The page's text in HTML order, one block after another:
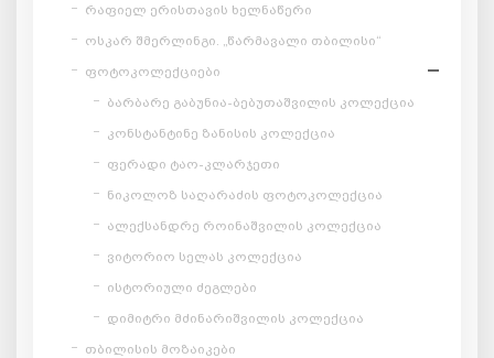
რაფიელ ერისთავის ხელნაწერი
ოსკარ შმერლინგი. „წარმავალი თბილისი“
ფოტოკოლექციები
ბარბარე გაბუნია-ბებუთაშვილის კოლექცია
კონსტანტინე ზანისის კოლექცია
ფერადი ტაო-კლარჯეთი
ნიკოლოზ საღარაძის ფოტოკოლექცია
ალექსანდრე როინაშვილის კოლექცია
ვიტორიო სელას კოლექცია
ისტორიული ძეგლები
დიმიტრი მძინარიშვილის კოლექცია
თბილისის მოზაიკები